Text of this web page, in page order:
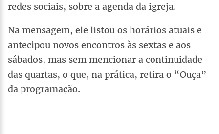
redes sociais, sobre a agenda da igreja.
Na mensagem, ele listou os horários atuais e
antecipou novos encontros às sextas e aos
sábados, mas sem mencionar a continuidade
das quartas, o que, na prática, retira o “Ouça”
da programação.